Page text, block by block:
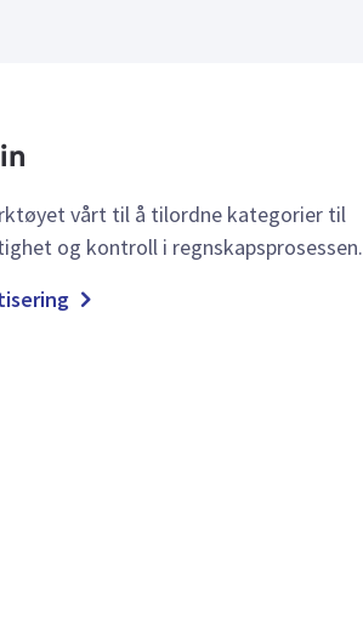
vårt til å tilordne kategorier til
og kontroll i regnskapsprosessen.